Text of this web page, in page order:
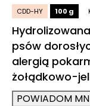
CDD-HY 100 g
psów
alergią
żołądkowo-
POWIADOM